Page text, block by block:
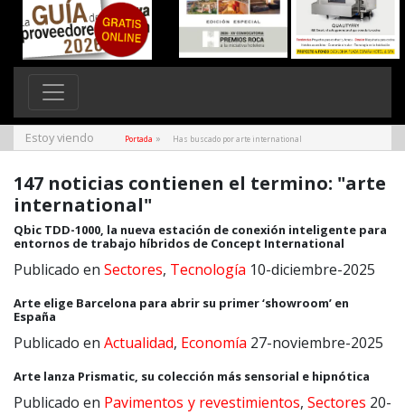
Estoy viendo Portada » Has buscado por arte international
147 noticias contienen el termino: "arte
international"
Qbic TDD-1000, la nueva estación de conexión inteligente para
entornos de trabajo híbridos de Concept International
Publicado en Sectores, Tecnología 10-diciembre-2025
Arte elige Barcelona para abrir su primer ‘showroom’ en
España
Publicado en Actualidad, Economía 27-noviembre-2025
Arte lanza Prismatic, su colección más sensorial e hipnótica
Publicado en Pavimentos y revestimientos, Sectores 20-